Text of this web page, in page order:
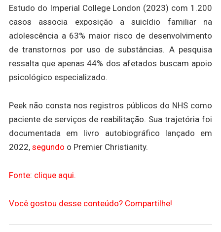
Estudo do Imperial College London (2023) com 1.200
casos associa exposição a suicídio familiar na
adolescência a 63% maior risco de desenvolvimento
de transtornos por uso de substâncias. A pesquisa
ressalta que apenas 44% dos afetados buscam apoio
psicológico especializado.
Peek não consta nos registros públicos do NHS como
paciente de serviços de reabilitação. Sua trajetória foi
documentada em livro autobiográfico lançado em
2022, segundo o Premier Christianity.
Fonte: clique aqui.
Você gostou desse conteúdo? Compartilhe!